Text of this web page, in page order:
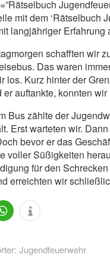
mit dem ‘Rätselbuch
langjähriger Erfahrung
schafften wir
Das waren
los. Kurz hinter der
er auftankte, konnten
Bus zählte der
Erst warteten wir.
bevor er das
voller Süßigkeiten
für den
erreichten wir
Jugendfeuerwehr